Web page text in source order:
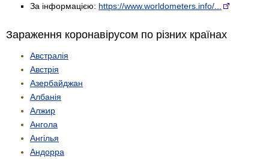
За інформацією: https://www.worldometers.info/...
Зараження коронавірусом по різних країнах
Австралія
Австрія
Азербайджан
Албанія
Алжир
Ангола
Ангілья
Андорра